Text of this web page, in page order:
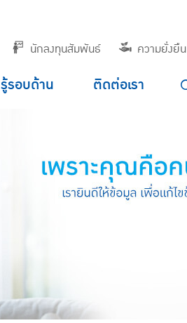
นักลงทุนสัมพันธ์ ความยั่งยืน
รู้รอบด้าน ติดต่อเรา